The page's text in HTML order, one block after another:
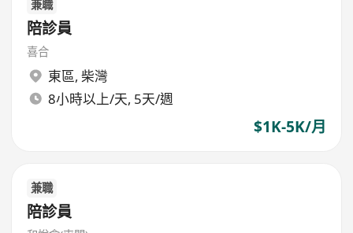
兼職
陪診員
喜合
東區, 柴灣
8小時以上/天, 5天/週
$1K-5K/月
兼職
陪診員